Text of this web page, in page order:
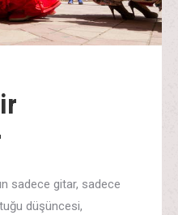
sadece gitar, sadece
düşüncesi,